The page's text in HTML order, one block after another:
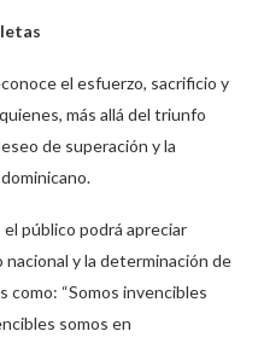
el esfuerzo, sacrificio y
más allá del triunfo
de superación y la
público podrá apreciar
y la determinación de
como: “Somos invencibles
somos en